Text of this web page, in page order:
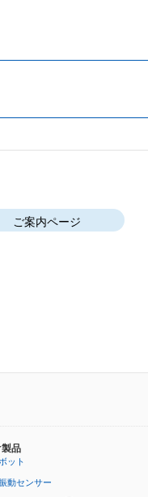
ご案内ページ
品
ット
動センサー